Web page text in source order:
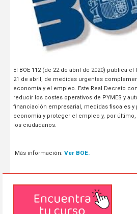
El BOE 112 (de 22 de abril de 2020) publica
21 de abril, de medidas urgentes
economía y el empleo. Este Real Decreto
reducir los costes operativos de PYMES y
financiación empresarial, medidas fiscales y
economía y proteger el empleo y, por
los ciudadanos.
Más información: Ver BOE.